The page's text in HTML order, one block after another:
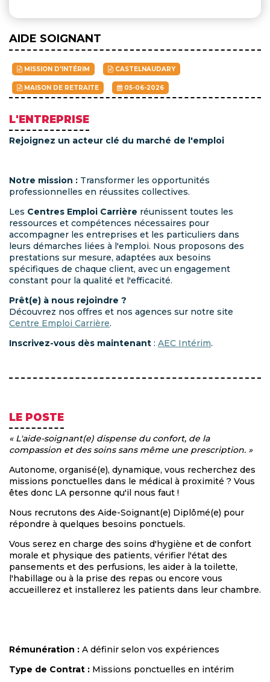
AIDE SOIGNANT
MISSION D'INTÉRIM CASTELNAUDARY
MAISON DE RETRAITE 05-06-2026
L'ENTREPRISE
Rejoignez un acteur clé du marché de l'emploi
Notre mission : Transformer les opportunités
professionnelles en réussites collectives.
Les Centres Emploi Carrière réunissent toutes les
ressources et compétences nécessaires pour
accompagner les entreprises et les particuliers dans
leurs démarches liées à l'emploi. Nous proposons des
prestations sur mesure, adaptées aux besoins
spécifiques de chaque client, avec un engagement
constant pour la qualité et l'efficacité.
Prêt(e) à nous rejoindre ?
Découvrez nos offres et nos agences sur notre site
Centre Emploi Carrière.
Inscrivez-vous dès maintenant : AEC Intérim.
LE POSTE
« L'aide-soignant(e) dispense du confort, de la
compassion et des soins sans même une prescription. »
Autonome, organisé(e), dynamique, vous recherchez des
missions ponctuelles dans le médical à proximité ? Vous
êtes donc LA personne qu'il nous faut !
Nous recrutons des Aide-Soignant(e) Diplômé(e) pour
répondre à quelques besoins ponctuels.
Vous serez en charge des soins d'hygiène et de confort
morale et physique des patients, vérifier l'état des
pansements et des perfusions, les aider à la toilette,
l'habillage ou à la prise des repas ou encore vous
accueillerez et installerez les patients dans leur chambre.
Rémunération : A définir selon vos expériences
Type de Contrat : Missions ponctuelles en intérim